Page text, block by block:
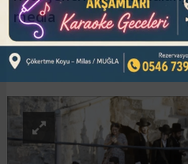
media